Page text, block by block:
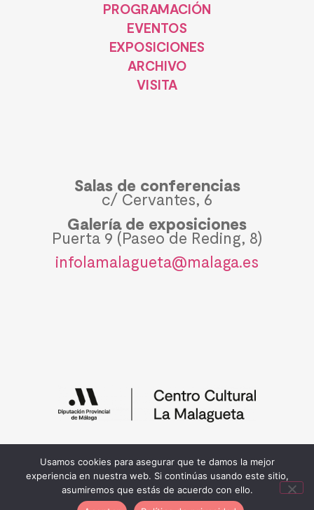
PROGRAMACIÓN
EVENTOS
EXPOSICIONES
ARCHIVO
VISITA
Salas de conferencias
c/ Cervantes, 6
Galería de exposiciones
Puerta 9 (Paseo de Reding, 8)
infolamalagueta@malaga.es
© 2026 Diputación de Málaga
Usamos cookies para asegurar que te damos la mejor
experiencia en nuestra web. Si continúas usando este sitio,
asumiremos que estás de acuerdo con ello.